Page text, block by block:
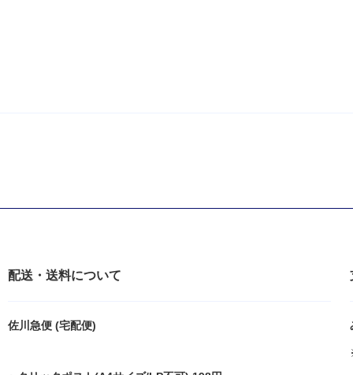
配送・送料について
佐川急便 (宅配便)